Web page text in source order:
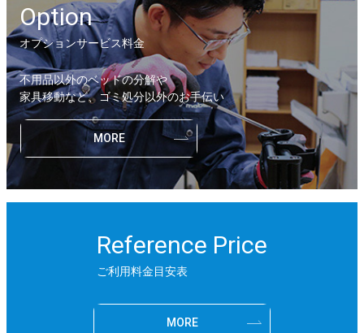
Option
オプションサービス料金
不用品以外のベッドの分解や
家具移動など、ゴミ処分以外のお手伝い
MORE
Reference Price
ご利用料金目安表
MORE